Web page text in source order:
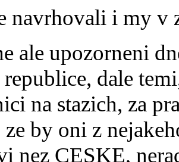
navrhovali i my v
ale upozorneni
dale
na stazich, za
ze by oni z
nez CESKE,